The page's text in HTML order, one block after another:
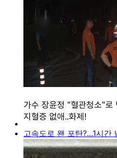
고속도로 왠 포탄?…1시간